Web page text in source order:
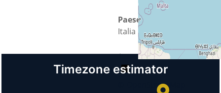
+−
© OpenStreetMap
Paese
Italia
Timezone estimator